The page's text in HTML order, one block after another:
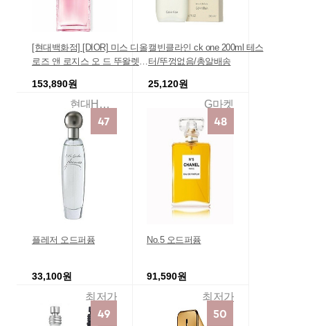
[현대백화점] [DIOR] 미스 디올
로즈 앤 로지스 오 드 뚜왈렛 1
153,890원
현대Hmall
캘빈클라인 ck one 200ml 테스
터/뚜껑없음/총알배송
25,120원
G마켓
플레저 오드퍼퓸
33,100원
최저가
No.5 오드퍼퓸
91,590원
최저가